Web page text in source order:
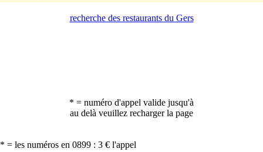
recherche des restaurants du Gers
* = numéro d'appel valide jusqu'à
au delà veuillez recharger la page
* = les numéros en 0899 : 3 € l'appel